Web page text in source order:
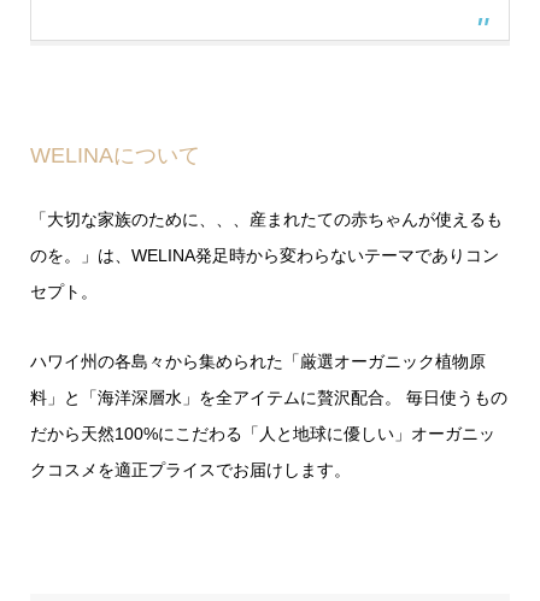
WELINAについて
「大切な家族のために、、、産まれたての赤ちゃんが使えるも
のを。」は、WELINA発足時から変わらないテーマでありコン
セプト。
ハワイ州の各島々から集められた「厳選オーガニック植物原
料」と「海洋深層水」を全アイテムに贅沢配合。 毎日使うもの
だから天然100%にこだわる「人と地球に優しい」オーガニッ
クコスメを適正プライスでお届けします。